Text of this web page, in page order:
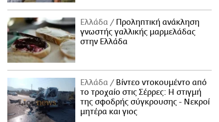
Ελλάδα
Προληπτική ανάκληση
γνωστής γαλλικής μαρμελάδας
στην Ελλάδα
Ελλάδα
Βίντεο ντοκουμέντο από
το τροχαίο στις Σέρρες: Η στιγμή
της σφοδρής σύγκρουσης - Νεκροί
μητέρα και γιος